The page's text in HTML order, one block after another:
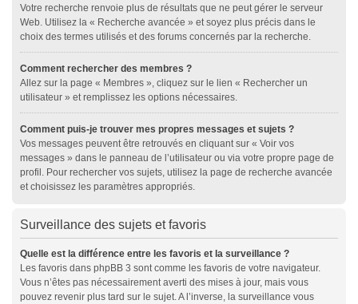
Votre recherche renvoie plus de résultats que ne peut gérer le serveur
Web. Utilisez la « Recherche avancée » et soyez plus précis dans le
choix des termes utilisés et des forums concernés par la recherche.
Comment rechercher des membres ?
Allez sur la page « Membres », cliquez sur le lien « Rechercher un
utilisateur » et remplissez les options nécessaires.
Comment puis-je trouver mes propres messages et sujets ?
Vos messages peuvent être retrouvés en cliquant sur « Voir vos
messages » dans le panneau de l’utilisateur ou via votre propre page de
profil. Pour rechercher vos sujets, utilisez la page de recherche avancée
et choisissez les paramètres appropriés.
Surveillance des sujets et favoris
Quelle est la différence entre les favoris et la surveillance ?
Les favoris dans phpBB 3 sont comme les favoris de votre navigateur.
Vous n’êtes pas nécessairement averti des mises à jour, mais vous
pouvez revenir plus tard sur le sujet. A l’inverse, la surveillance vous